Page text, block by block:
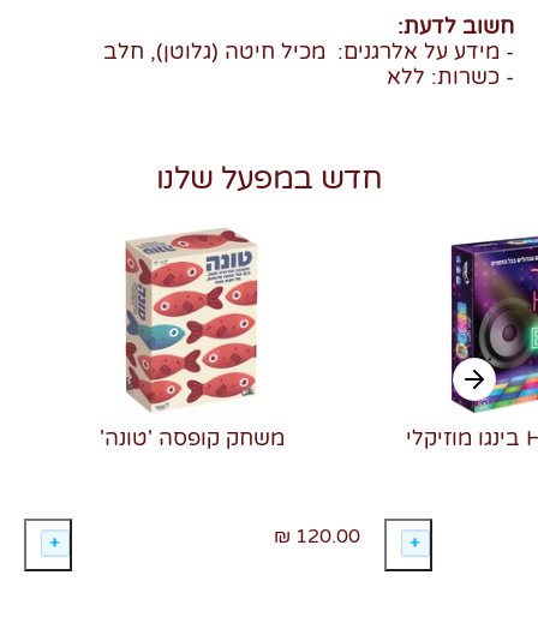
חשוב לדעת:
- מידע על אלרגנים: מכיל חיטה (גלוטן), חלב
- כשרות: ללא
חדש במפעל שלנו
משחק קופסה 'טונה'
120.00 ₪